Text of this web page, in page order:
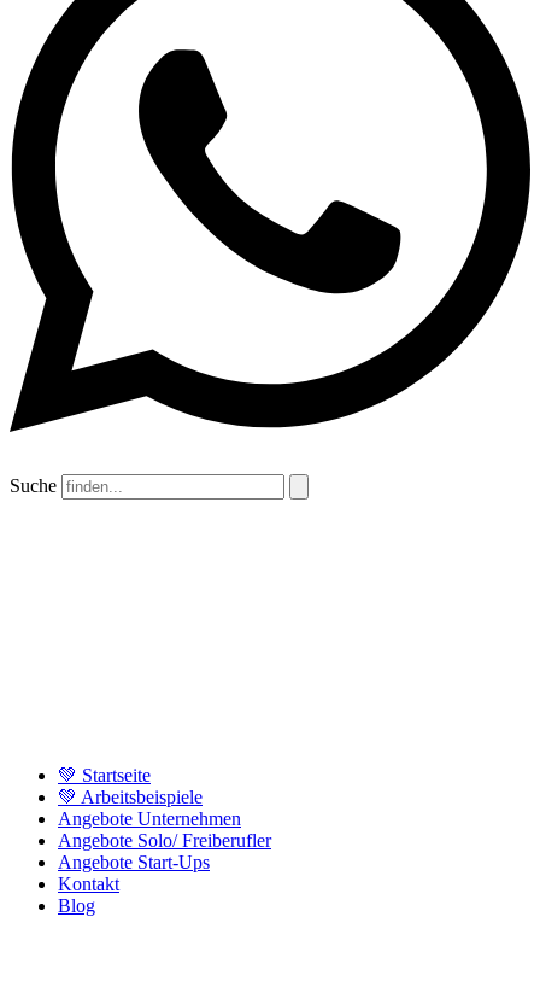
Suche
💚 Startseite
💚 Arbeitsbeispiele
Angebote Unternehmen
Angebote Solo/ Freiberufler
Angebote Start-Ups
Kontakt
Blog